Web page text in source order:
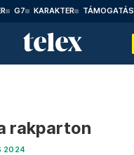
G7 KARAKTER TÁMOGATÁS
rakparton
2024